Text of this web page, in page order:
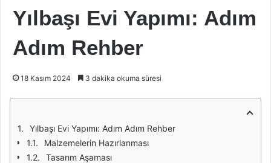
Yılbaşı Evi Yapımı: Adım
Adım Rehber
18 Kasım 2024 3 dakika okuma süresi
Yılbaşı Evi Yapımı: Adım Adım Rehber
Malzemelerin Hazırlanması
Tasarım Aşaması